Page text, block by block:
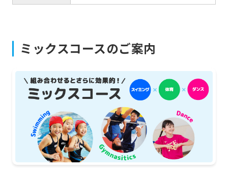
ミックスコースのご案内
translation)
return
to
the
top
page.
However,
if
you